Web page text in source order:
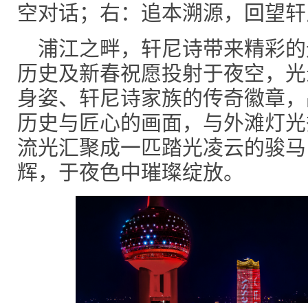
空对话；右：追本溯源，回望
浦江之畔，轩尼诗带来精彩
历史及新春祝愿投射于夜空，
身姿、轩尼诗家族的传奇徽章
历史与匠心的画面，与外滩灯
流光汇聚成一匹踏光凌云的骏
辉，于夜色中璀璨绽放。